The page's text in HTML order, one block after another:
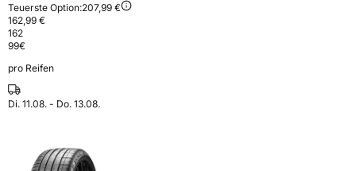
Teuerste Option:207,99 €
162,99 €
162
99€
pro Reifen
Di. 11.08. - Do. 13.08.